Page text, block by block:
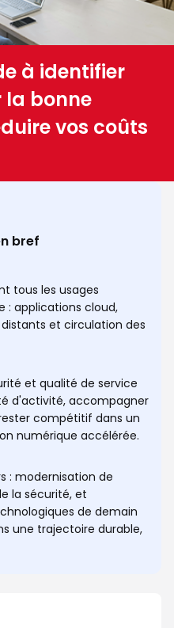
à identifier
la bonne
vos coûts
bref
tous les usages
: applications cloud,
et circulation des
et qualité de service
d'activité, accompagner
compétitif dans un
numérique accélérée.
: modernisation de
la sécurité, et
de demain
une trajectoire durable,